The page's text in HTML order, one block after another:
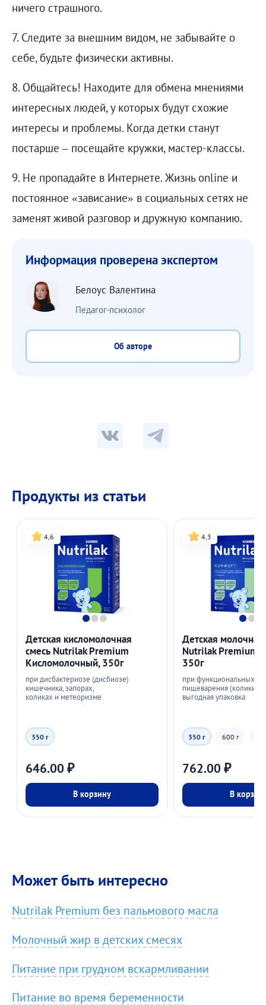
ничего страшного.
7. Следите за внешним видом, не забывайте о
себе, будьте физически активны.
8. Общайтесь! Находите для обмена мнениями
интересных людей, у которых будут схожие
интересы и проблемы. Когда детки станут
постарше – посещайте кружки, мастер-классы.
9. Не пропадайте в Интернете. Жизнь online и
постоянное «зависание» в социальных сетях не
заменят живой разговор и дружную компанию.
Информация проверена экспертом
Белоус Валентина
Педагог-психолог
Об авторе
Продукты из статьи
4,6
Детская кисломолочная
смесь Nutrilak Premium
Кисломолочный, 350г
при дисбактериозе (дисбиозе)
кишечника, запорах,
коликах и метеоризме
350 г
646.00₽
В корзину
4,3
Детская молочная
Nutrilak Premium
350г
при функциональных
пищеварения (колики,
выгодная упаковка
350 г 600 г
762.00₽
В
Может быть интересно
Nutrilak Premium без пальмового масла
Молочный жир в детских смесях
Питание при грудном вскармливании
Питание во время беременности